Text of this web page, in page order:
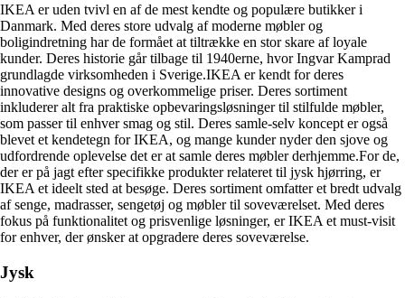
IKEA er uden tvivl en af de mest kendte og populære butikker i
Danmark. Med deres store udvalg af moderne møbler og
boligindretning har de formået at tiltrække en stor skare af loyale
kunder. Deres historie går tilbage til 1940erne, hvor Ingvar Kamprad
grundlagde virksomheden i Sverige.IKEA er kendt for deres
innovative designs og overkommelige priser. Deres sortiment
inkluderer alt fra praktiske opbevaringsløsninger til stilfulde møbler,
som passer til enhver smag og stil. Deres samle-selv koncept er også
blevet et kendetegn for IKEA, og mange kunder nyder den sjove og
udfordrende oplevelse det er at samle deres møbler derhjemme.For de,
der er på jagt efter specifikke produkter relateret til jysk hjørring, er
IKEA et ideelt sted at besøge. Deres sortiment omfatter et bredt udvalg
af senge, madrasser, sengetøj og møbler til soveværelset. Med deres
fokus på funktionalitet og prisvenlige løsninger, er IKEA et must-visit
for enhver, der ønsker at opgradere deres soveværelse.
Jysk